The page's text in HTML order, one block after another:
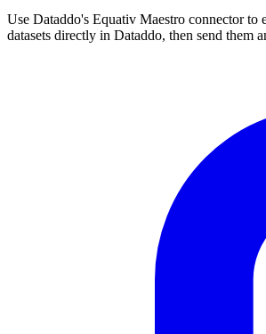
Use Dataddo's Equativ Maestro connector
datasets directly in Dataddo, then send them